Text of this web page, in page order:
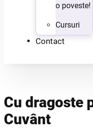
o poveste!
Cursuri
Contact
Cu dragoste
Cuvânt